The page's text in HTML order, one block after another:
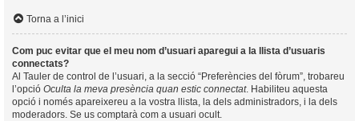
Torna a l’inici
Com puc evitar que el meu nom d’usuari aparegui a la llista d’usuaris
connectats?
Al Tauler de control de l’usuari, a la secció “Preferències del fòrum”, trobareu
l’opció Oculta la meva presència quan estic connectat. Habiliteu aquesta
opció i només apareixereu a la vostra llista, la dels administradors, i la dels
moderadors. Se us comptarà com a usuari ocult.